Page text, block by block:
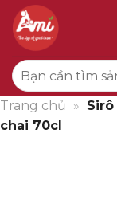
qua
dung
Tìm
kiếm:
Trang chủ »
chai 70cl